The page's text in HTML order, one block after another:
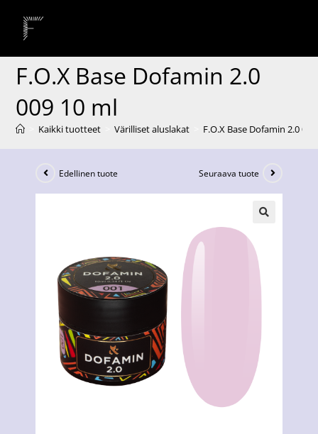
F.O.X Base Dofamin 2.0
009 10 ml
Kaikki tuotteet Värilliset aluslakat F.O.X Base Dofamin 2.0
Edellinen tuote Seuraava tuote